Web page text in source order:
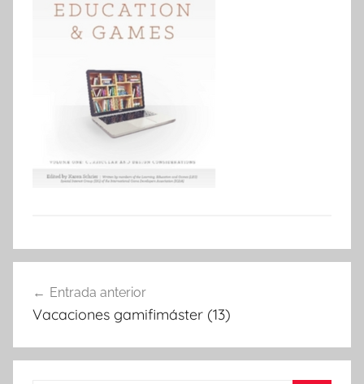
d'entrades
Entrada anterior
Vacaciones gamifimáster (13)